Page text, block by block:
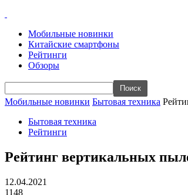
Мобильные новинки
Китайские смартфоны
Рейтинги
Обзоры
Мобильные новинки Бытовая техника
Бытовая техника
Рейтинги
Рейтинг вертикальных
12.04.2021
1148